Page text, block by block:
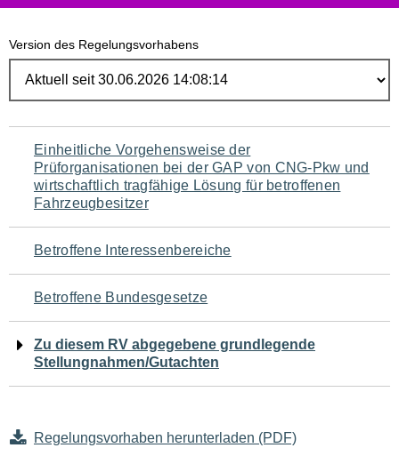
Version des Regelungsvorhabens
Navigation
für
den
Seiteninhalt
Einheitliche Vorgehensweise der
Prüforganisationen bei der GAP von CNG-Pkw und
wirtschaftlich tragfähige Lösung für betroffenen
Fahrzeugbesitzer
Betroffene Interessenbereiche
Betroffene Bundesgesetze
Zu diesem RV abgegebene grundlegende
Stellungnahmen/Gutachten
Regelungsvorhaben herunterladen (PDF)